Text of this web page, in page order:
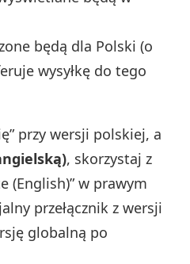
będą dla Polski (o
wysyłkę do tego
przy wersji polskiej, a
, skorzystaj z
(English)” w prawym
przełącznik z wersji
globalną po